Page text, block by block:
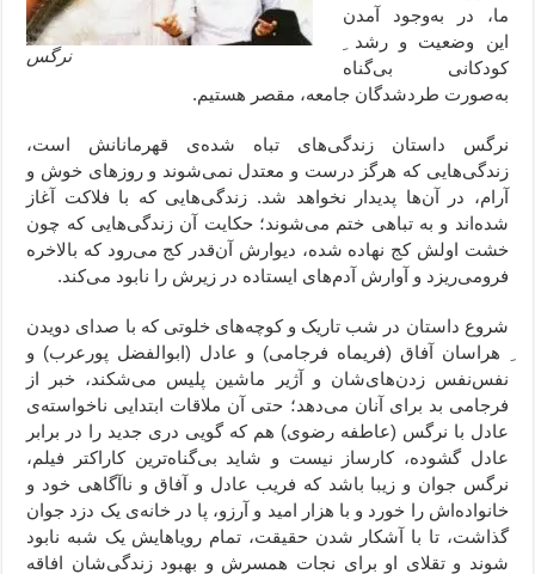
نرگس
ما، در به‌وجود آمدن
این وضعیت و رشد ِ
کودکانی بی‌گناه
به‌صورت طردشدگان جامعه، مقصر هستیم.
نرگس داستان زندگی‌های تباه شده‌ی قهرمانانش است،
زندگی‌هایی که هرگز درست و معتدل نمی‌شوند و روزهای خوش و
آرام، در آن‌ها پدیدار نخواهد شد. زندگی‌هایی که با فلاکت آغاز
شده‌‌اند و به تباهی ختم می‌شوند؛ حکایت آن زندگی‌هایی که چون
خشت اولش کج نهاده شده، دیوارش آن‌قدر کج می‌رود که بالاخره
فرومی‌ریزد و آوارش آدم‌های ایستاده در زیرش را نابود می‌کند.
شروع داستان در شب تاریک و کوچه‌های خلوتی که با صدای دویدن
ِ هراسان آفاق (فریماه فرجامی) و عادل (ابوالفضل پورعرب) و
نفس‌نفس زدن‌های‌شان و آژیر ماشین پلیس می‌شکند، خبر از
فرجامی بد برای آنان می‌دهد؛ حتی آن ملاقات ابتدایی ناخواسته‌ی
عادل با نرگس (عاطفه رضوی) هم که گویی دری جدید را در برابر
عادل گشوده، کارساز نیست و شاید بی‌گناه‌ترین کاراکتر فیلم،
نرگس جوان و زیبا باشد که فریب عادل و آفاق و ناآگاهی خود و
خانواده‌اش را خورد و با هزار امید و آرزو، پا در خانه‌ی یک دزد جوان
گذاشت، تا با آشکار شدن حقیقت، تمام رویاهایش یک شبه نابود
شوند و تقلای او برای نجات همسرش و بهبود زندگی‌شان افاقه